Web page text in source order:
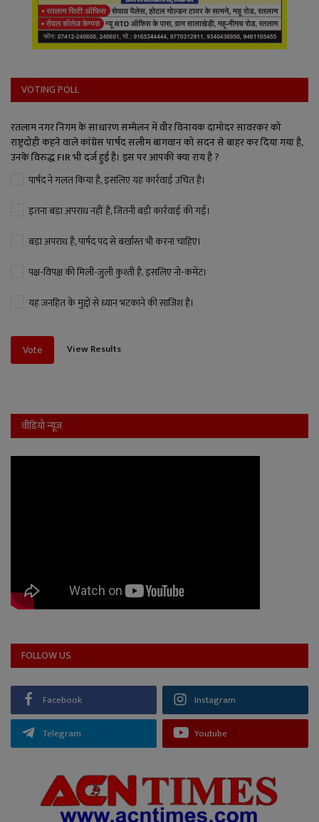
VOTING POLL
रतलाम नगर निगम के साधारण सम्मेलन में वीर विनायक दामोदर सावरकर को
राष्ट्रदोही कहने वाले कांग्रेस पार्षद सलीम बागवान को सदन से बाहर कर दिया गया है,
उनके विरुद्ध FIR भी दर्ज हुई है। इस पर आपकी क्या राय है ?
पार्षद ने गलत किया है, इसलिए यह कार्रवाई उचित है।
इतना बड़ा अपराध नहीं है, जितनी बड़ी कार्रवाई की गई।
बड़ा अपराध है, पार्षद पद से बर्खास्त भी करना चाहिए।
पक्ष-विपक्ष की मिली-जुली कुश्ती है, इसलिए नो-कमेंट।
यह जनहित के मुद्दों से ध्यान भटकाने की साजिश है।
Vote View Results
वीडियो न्यूज
FOLLOW US
Facebook Instagram
Telegram Youtube